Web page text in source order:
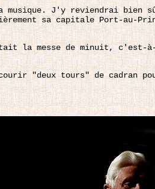
J'y reviendrai bien
sa capitale Port-au-
la messe de minuit, c'est-
"deux tours" de cadran